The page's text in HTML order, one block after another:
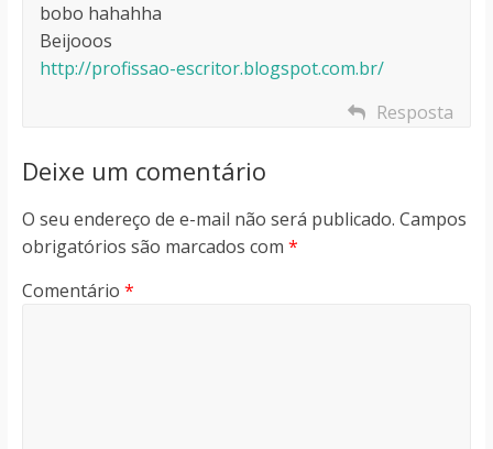
bobo hahahha
Beijooos
http://profissao-escritor.blogspot.com.br/
Resposta
Deixe um comentário
O seu endereço de e-mail não será publicado. Campos
obrigatórios são marcados com *
Comentário *